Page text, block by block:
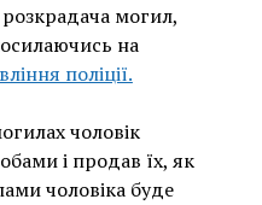
могил,
на
поліції.
чоловік
і продав їх, як
чоловіка буде